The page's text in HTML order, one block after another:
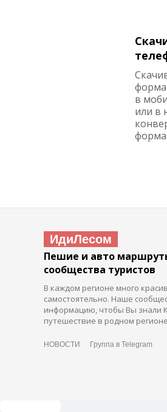
в
или в
ИдиЛесом
Пешие и авто
сообщества туристов
В каждом регионе много
самостоятельно. Наше
информацию, чтобы Вы знали
путешествие в родном
НОВОСТИ Группа в Telegram